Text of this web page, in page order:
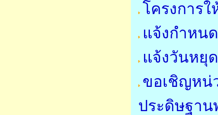
โครงการ
แจ้งกำหน
แจ้งวันหยุ
ขอเชิญหน่
ประดิษฐา